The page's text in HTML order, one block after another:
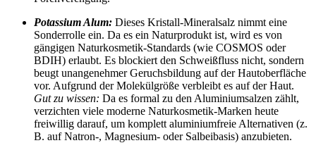
Potassium Alum: Dieses Kristall-Mineralsalz nimmt eine
Sonderrolle ein. Da es ein Naturprodukt ist, wird es von
gängigen Naturkosmetik-Standards (wie COSMOS oder
BDIH) erlaubt. Es blockiert den Schweißfluss nicht, sondern
beugt unangenehmer Geruchsbildung auf der Hautoberfläche
vor. Aufgrund der Molekülgröße verbleibt es auf der Haut.
Gut zu wissen: Da es formal zu den Aluminiumsalzen zählt,
verzichten viele moderne Naturkosmetik-Marken heute
freiwillig darauf, um komplett aluminiumfreie Alternativen (z.
B. auf Natron-, Magnesium- oder Salbeibasis) anzubieten.